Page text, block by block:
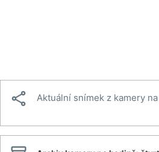
 Aktuální snímek z kamery